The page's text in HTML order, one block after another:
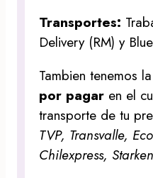
Transportes:
Delivery (RM) y
Tambien tenemos
por pagar en el
transporte de tu
TVP, Transvalle,
Chilexpress,